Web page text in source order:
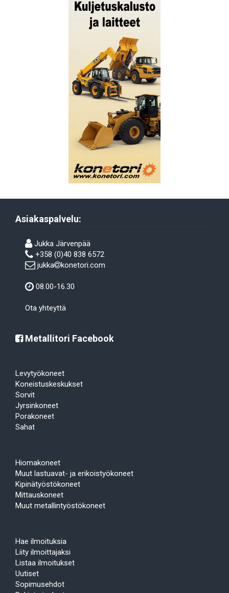
Asiakaspalvelu:
Jukka Järvenpää
+358 (0)40 838 6572
jukka
konetori.com
08.00-16.30
Ota yhteyttä
Metallitori Facebook
Levytyökoneet
Koneistuskeskukset
Sorvit
Jyrsinkoneet
Porakoneet
Sahat
Hiomakoneet
Muut lastuavat- ja erikoistyökoneet
Kipinätyöstökoneet
Mittauskoneet
Muut metallintyöstökoneet
Hae ilmoituksia
Liity ilmoittajaksi
Listaa ilmoitukset
Uutiset
Sopimusehdot